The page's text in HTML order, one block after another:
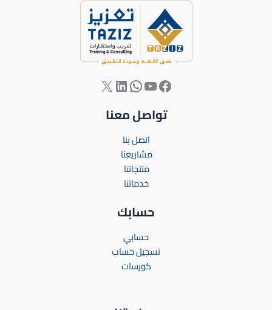
تواصل معنا
اتصل بنا
مشاريعنا
منتجاتنا
خدماتنا
حسابك
حسابي
تسجيل حساب
كورسات